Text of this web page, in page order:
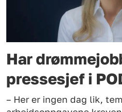
Har
pressesjef i
– Her er ingen dag lik,